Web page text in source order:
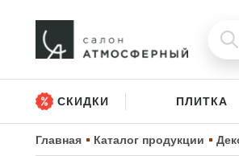
СКИДКИ ПЛИТКА
Главная Каталог продукции